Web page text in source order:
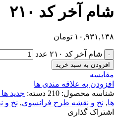
شام آخر کد ۲۱۰
۱۰,۹۳۱,۱۳۸ تومان
شام آخر کد ۲۱۰ عدد
افزودن به سبد خرید
مقایسه
افزودن به علاقه مندی ها
شناسه محصول: 210 دسته: جدید
ها, نخ و نقشه طرح فرانسوی, نخ و
اشتراک گذاری